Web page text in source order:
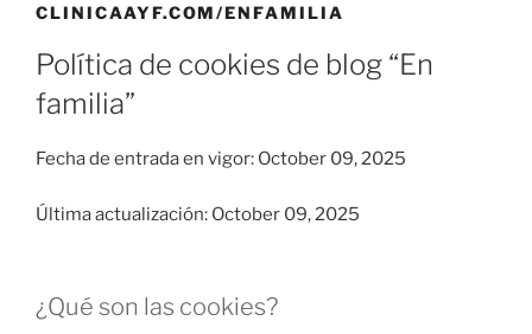
CLINICAAYF.COM/ENFAMILIA
Política de cookies de blog “En
familia”
Fecha de entrada en vigor: October 09, 2025
Última actualización: October 09, 2025
¿Qué son las cookies?